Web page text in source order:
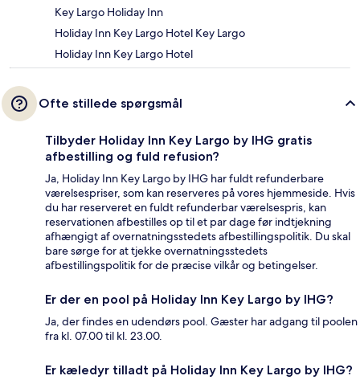
Key Largo Holiday Inn
Holiday Inn Key Largo Hotel Key Largo
Holiday Inn Key Largo Hotel
Ofte stillede spørgsmål
Tilbyder Holiday Inn Key Largo by IHG gratis
afbestilling og fuld refusion?
Ja, Holiday Inn Key Largo by IHG har fuldt refunderbare
værelsespriser, som kan reserveres på vores hjemmeside. Hvis
du har reserveret en fuldt refunderbar værelsespris, kan
reservationen afbestilles op til et par dage før indtjekning
afhængigt af overnatningsstedets afbestillingspolitik. Du skal
bare sørge for at tjekke overnatningsstedets
afbestillingspolitik for de præcise vilkår og betingelser.
Er der en pool på Holiday Inn Key Largo by IHG?
Ja, der findes en udendørs pool. Gæster har adgang til poolen
fra kl. 07.00 til kl. 23.00.
Er kæledyr tilladt på Holiday Inn Key Largo by IHG?